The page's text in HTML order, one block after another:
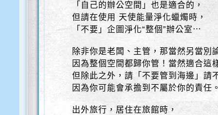
「自己的辦公空間」也是適合的，
但請在使用 天使能量淨化蠟燭時，
「不要」企圖淨化“整個”辦公室⋯
除非你是老闆、主管，那當然另當別
因為整個空間都歸你管！當然適合這
但除此之外，請「不要管到海邊」請
因為你可能會承擔到不屬於你的責任
出外旅行，居住在旅館時，